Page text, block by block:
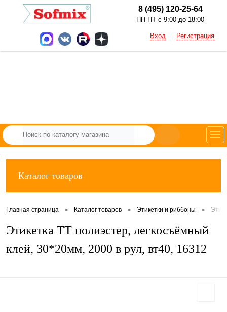
8 (495) 120-25-64
ПН-ПТ с 9:00 до 18:00
Вход Регистрация
Каталог товаров
Главная страница • Каталог товаров • Этикетки и риббоны •
Этикетка ТТ полиэстер, легкосъёмный
клей, 30*20мм, 2000 в рул, вт40, 16312